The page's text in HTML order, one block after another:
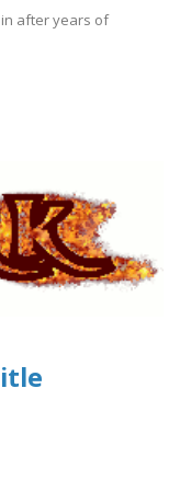
after years of